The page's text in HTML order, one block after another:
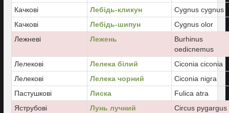
Качкові
Лебідь-кликун
Cygnus cygnus
Качкові
Лебідь-шипун
Cygnus olor
Лежневі
Лежень
Burhinus
oedicnemus
Лелекові
Лелека білий
Ciconia ciconia
Лелекові
Лелека чорний
Ciconia nigra
Пастушкові
Лиска
Fulica atra
Яструбові
Лунь лучний
Circus pygargus